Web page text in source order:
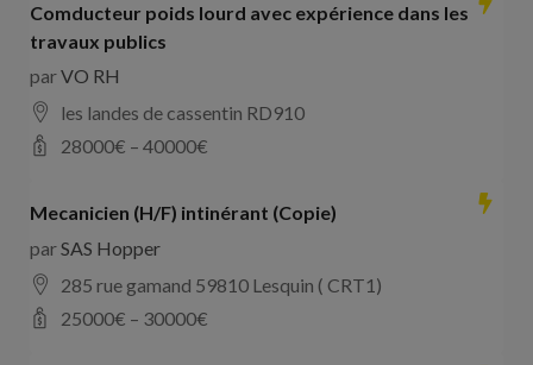
Comducteur poids lourd avec expérience dans les
travaux publics
parVO RH
les landes de cassentin RD910
28000€ – 40000€
Mecanicien (H/F) intinérant (Copie)
parSAS Hopper
285 rue gamand 59810 Lesquin ( CRT1)
25000€ – 30000€